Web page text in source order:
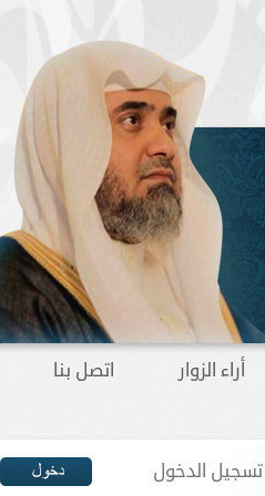
أراء الزوار اتصل بنا
تسجيل الدخول